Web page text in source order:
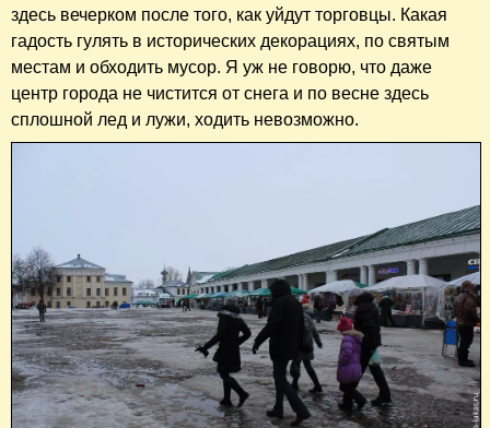
здесь вечерком после того, как уйдут торговцы. Какая
гадость гулять в исторических декорациях, по святым
местам и обходить мусор. Я уж не говорю, что даже
центр города не чистится от снега и по весне здесь
сплошной лед и лужи, ходить невозможно.